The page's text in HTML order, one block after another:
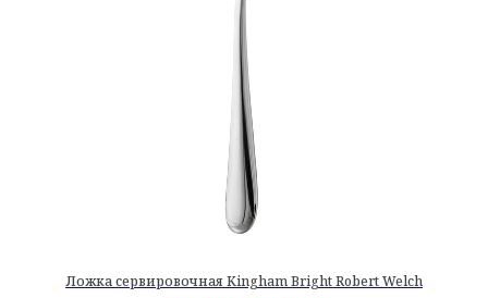
Ложка сервировочная Kingham Bright Robert Welch